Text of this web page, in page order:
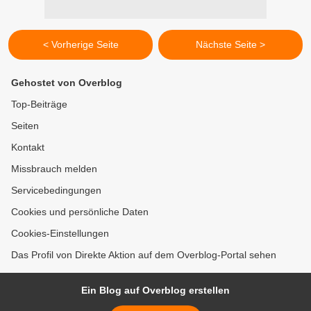
< Vorherige Seite Nächste Seite >
Gehostet von Overblog
Top-Beiträge
Seiten
Kontakt
Missbrauch melden
Servicebedingungen
Cookies und persönliche Daten
Cookies-Einstellungen
Das Profil von Direkte Aktion auf dem Overblog-Portal sehen
Ein Blog auf Overblog erstellen